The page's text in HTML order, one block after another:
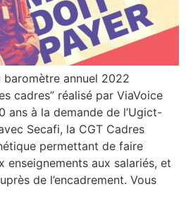
annuel 2022
cadres” réalisé par ViaVoice
ans à la demande de l’Ugict-
Secafi, la CGT Cadres
permettant de faire
enseignements aux salariés, et
de l’encadrement. Vous